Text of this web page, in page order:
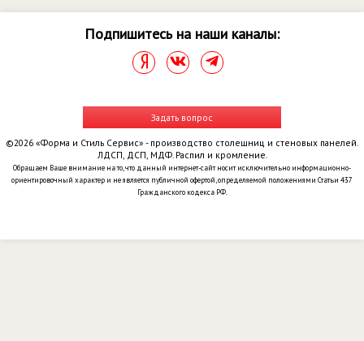
Подпишитесь на наши каналы:
Задать вопрос
©2026 «Форма и Стиль Сервис» - производство столешниц и стеновых панелей.
ЛДСП, ДСП, МДФ. Распил и кромление.
Обращаем Ваше внимание на то, что данный интернет-сайт носит исключительно информационно-
ориентировочный характер и не является публичной офертой, определяемой положениями Статьи 437
Гражданского кодекса РФ.